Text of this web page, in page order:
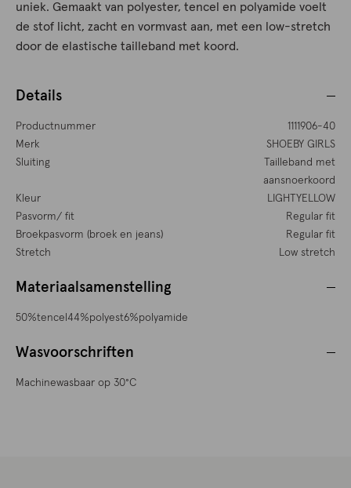
uniek. Gemaakt van polyester, tencel en polyamide voelt
de stof licht, zacht en vormvast aan, met een low-stretch
door de elastische tailleband met koord.
Details
Productnummer
1111906-40
Merk
SHOEBY GIRLS
Sluiting
Tailleband met
aansnoerkoord
Kleur
LIGHTYELLOW
Pasvorm/ fit
Regular fit
Broekpasvorm (broek en jeans)
Regular fit
Stretch
Low stretch
Materiaalsamenstelling
50%tencel44%polyest6%polyamide
Wasvoorschriften
Machinewasbaar op 30°C